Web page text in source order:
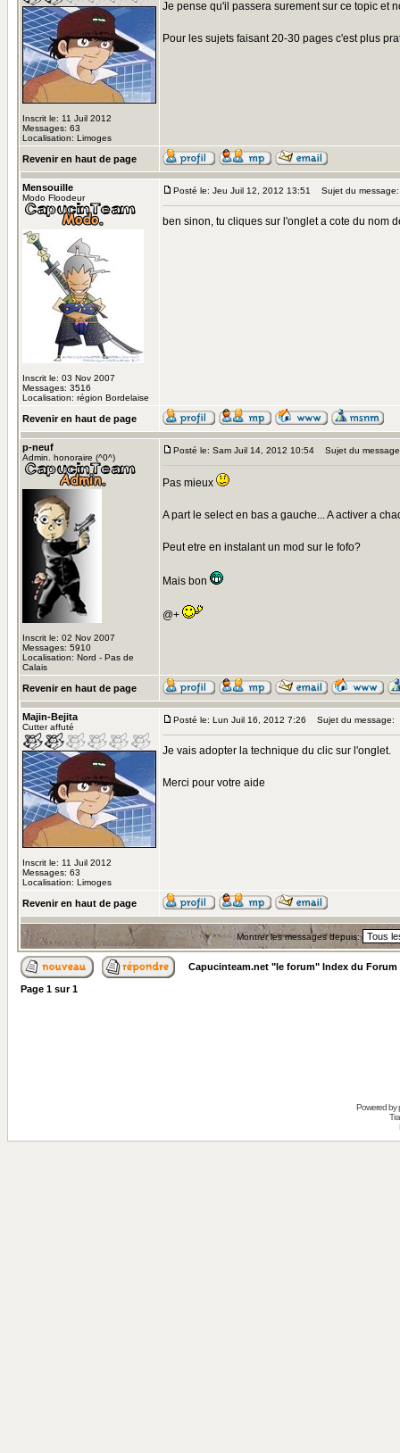
Inscrit le: 11 Juil 2012
Messages: 63
Localisation: Limoges
Je pense qu'il passera surement sur ce topic et
Pour les sujets faisant 20-30 pages c'est plus
Revenir en haut de page
Mensouille
Modo Floodeur
Inscrit le: 03 Nov 2007
Messages: 3516
Localisation: région Bordelaise
Posté le: Jeu Juil 12, 2012 13:51 Sujet du message:
ben sinon, tu cliques sur l'onglet a cote du nom
Revenir en haut de page
p-neuf
Admin. honoraire (^0^)
Inscrit le: 02 Nov 2007
Messages: 5910
Localisation: Nord - Pas de
Calais
Posté le: Sam Juil 14, 2012 10:54 Sujet du
Pas mieux
A part le select en bas a gauche... A activer a
Peut etre en instalant un mod sur le fofo?
Mais bon
@+
Revenir en haut de page
Majin-Bejita
Cutter affuté
Inscrit le: 11 Juil 2012
Messages: 63
Localisation: Limoges
Posté le: Lun Juil 16, 2012 7:26 Sujet du message:
Je vais adopter la technique du clic sur l'onglet.
Merci pour votre aide
Revenir en haut de page
Montrer les messages depuis:
Capucinteam.net "le forum" Index du Forum
Page 1 sur1
Powered by